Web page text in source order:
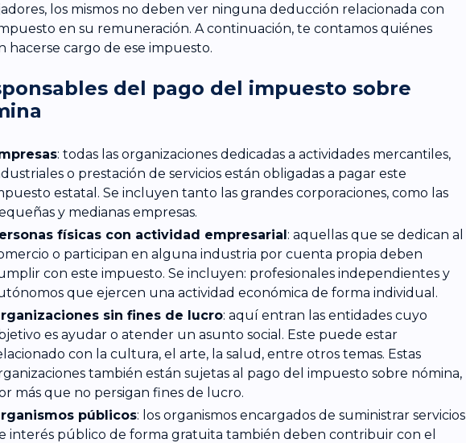
los mismos no deben ver ninguna deducción relacionada con
en su remuneración. A continuación, te contamos quiénes
hacerse cargo de ese impuesto.
del pago del impuesto sobre
: todas las organizaciones dedicadas a actividades mercantiles,
o prestación de servicios están obligadas a pagar este
estatal. Se incluyen tanto las grandes corporaciones, como las
y medianas empresas.
físicas con actividad empresarial: aquellas que se dedican al
o participan en alguna industria por cuenta propia deben
con este impuesto. Se incluyen: profesionales independientes y
que ejercen una actividad económica de forma individual.
sin fines de lucro: aquí entran las entidades cuyo
es ayudar o atender un asunto social. Este puede estar
con la cultura, el arte, la salud, entre otros temas. Estas
también están sujetas al pago del impuesto sobre nómina,
más que no persigan fines de lucro.
públicos: los organismos encargados de suministrar servicios
interés público de forma gratuita también deben contribuir con el